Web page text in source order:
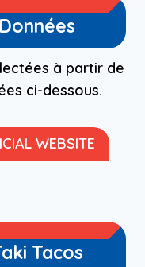
à partir de
ci-dessous.
WEBSITE
Tacos